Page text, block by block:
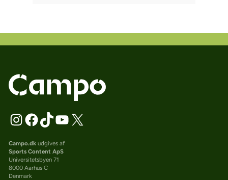
Campo.dkudgives af
Sports Content ApS
Universitetsbyen 71
8000 Aarhus C
Denmark